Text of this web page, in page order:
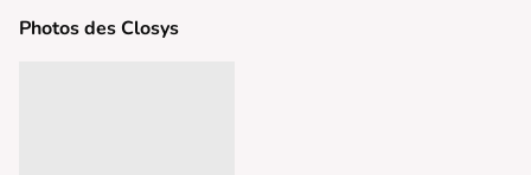
Photos des Closys